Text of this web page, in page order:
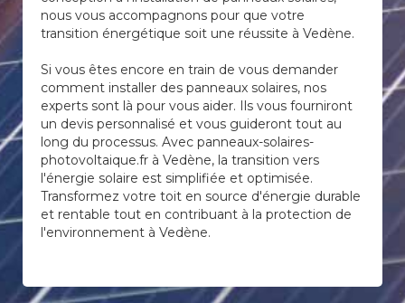
nous vous accompagnons pour que votre
transition énergétique soit une réussite à Vedène.
Si vous êtes encore en train de vous demander
comment installer des panneaux solaires, nos
experts sont là pour vous aider. Ils vous fourniront
un devis personnalisé et vous guideront tout au
long du processus. Avec panneaux-solaires-
photovoltaique.fr à Vedène, la transition vers
l'énergie solaire est simplifiée et optimisée.
Transformez votre toit en source d'énergie durable
et rentable tout en contribuant à la protection de
l'environnement à Vedène.